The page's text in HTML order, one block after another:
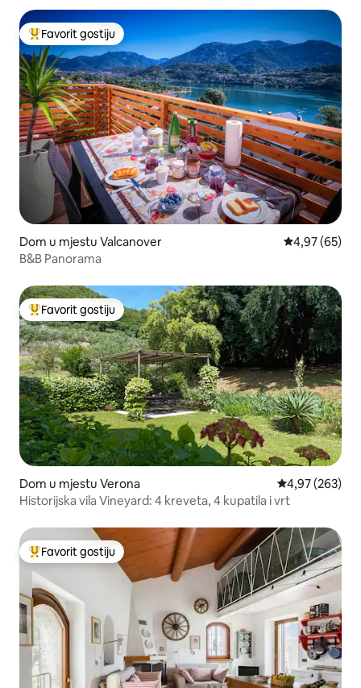
Glavni favorit gostiju
Favorit gostiju
Dom u mjestu Valcanover Prosječna
4,97 (65)
B&B Panorama
Glavni favorit gostiju
Favorit gostiju
Dom u mjestu Verona Prosječna
4,97 (263)
Historijska vila Vineyard: 4 kreveta, 4 kupatila i vrt
Glavni favorit gostiju
Favorit gostiju